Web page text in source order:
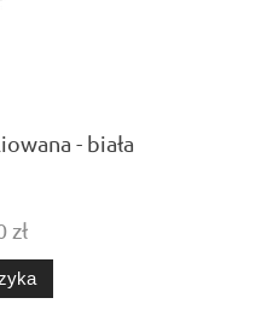
- biała
zł